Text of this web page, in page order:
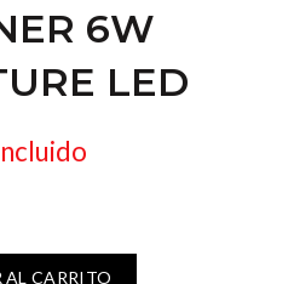
6W
LED
cantidad
AL CARRITO